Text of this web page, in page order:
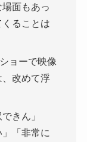
面もあっ
ることは
ョーで映像
、改めて浮
きん」
」「非常に